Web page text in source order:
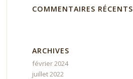
COMMENTAIRES RÉCENTS
ARCHIVES
février 2024
juillet 2022